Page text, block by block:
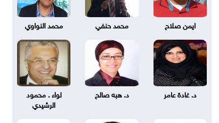
ايمن صلاح محمد حنفي محمد النواوي
د. غادة عامر د. هبه صالح
لواء . محمود
الرشيدي